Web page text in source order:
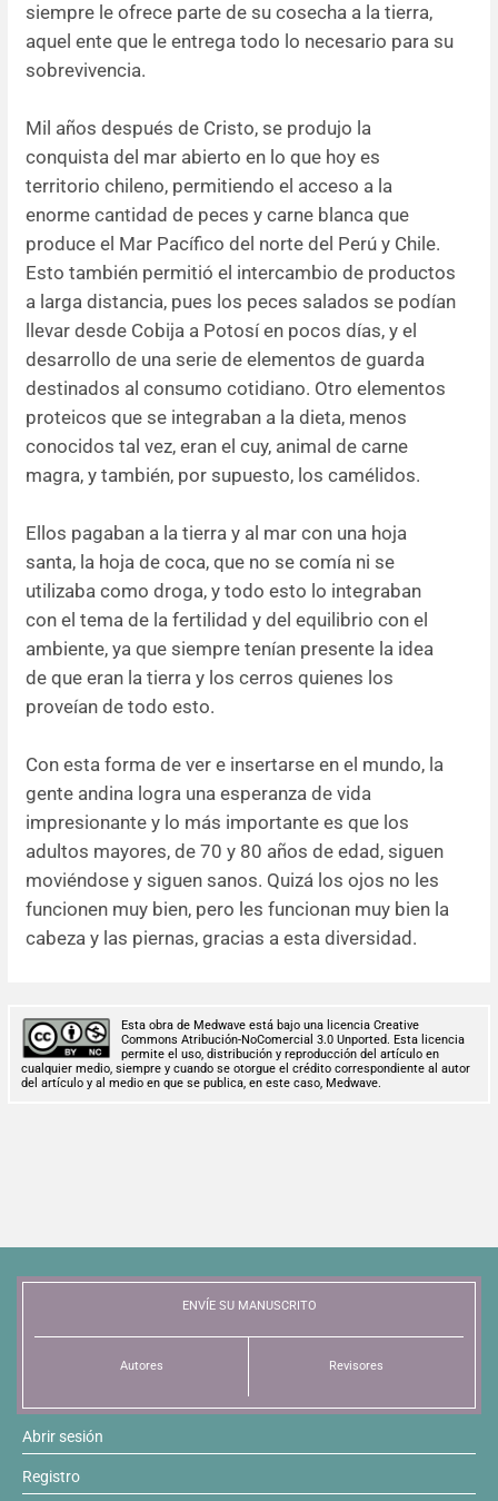
siempre le ofrece parte de su cosecha a la tierra,
aquel ente que le entrega todo lo necesario para su
sobrevivencia.
Mil años después de Cristo, se produjo la
conquista del mar abierto en lo que hoy es
territorio chileno, permitiendo el acceso a la
enorme cantidad de peces y carne blanca que
produce el Mar Pacífico del norte del Perú y Chile.
Esto también permitió el intercambio de productos
a larga distancia, pues los peces salados se podían
llevar desde Cobija a Potosí en pocos días, y el
desarrollo de una serie de elementos de guarda
destinados al consumo cotidiano. Otro elementos
proteicos que se integraban a la dieta, menos
conocidos tal vez, eran el cuy, animal de carne
magra, y también, por supuesto, los camélidos.
Ellos pagaban a la tierra y al mar con una hoja
santa, la hoja de coca, que no se comía ni se
utilizaba como droga, y todo esto lo integraban
con el tema de la fertilidad y del equilibrio con el
ambiente, ya que siempre tenían presente la idea
de que eran la tierra y los cerros quienes los
proveían de todo esto.
Con esta forma de ver e insertarse en el mundo, la
gente andina logra una esperanza de vida
impresionante y lo más importante es que los
adultos mayores, de 70 y 80 años de edad, siguen
moviéndose y siguen sanos. Quizá los ojos no les
funcionen muy bien, pero les funcionan muy bien la
cabeza y las piernas, gracias a esta diversidad.
Esta obra de Medwave está bajo una licencia Creative
Commons Atribución-NoComercial 3.0 Unported. Esta licencia
permite el uso, distribución y reproducción del artículo en
cualquier medio, siempre y cuando se otorgue el crédito correspondiente al autor
del artículo y al medio en que se publica, en este caso, Medwave.
ENVÍE SU MANUSCRITO
Autores Revisores
Abrir sesión
Registro